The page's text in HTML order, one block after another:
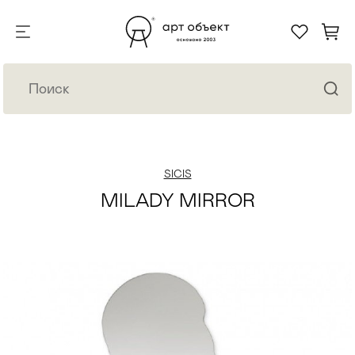
SICIS
MILADY MIRROR